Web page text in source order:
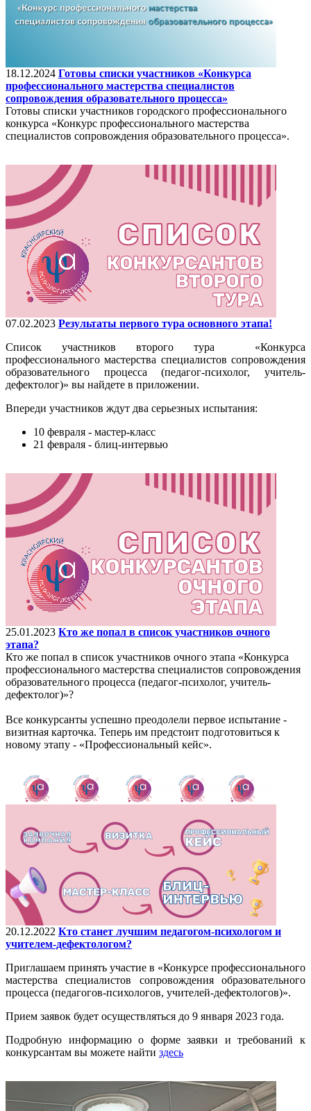
18.12.2024 Готовы списки участников «Конкурса
профессионального мастерства специалистов
сопровождения образовательного процесса»
Готовы списки участников городского профессионального
конкурса «Конкурс профессионального мастерства
специалистов сопровождения образовательного процесса».
07.02.2023 Результаты первого тура основного этапа!
Список участников второго тура «Конкурса
профессионального мастерства специалистов сопровождения
образовательного процесса (педагог-психолог, учитель-
дефектолог)» вы найдете в приложении.
Впереди участников ждут два серьезных испытания:
10 февраля - мастер-класс
21 февраля - блиц-интервью
25.01.2023 Кто же попал в список участников очного
этапа?
Кто же попал в список участников очного этапа «Конкурса
профессионального мастерства специалистов сопровождения
образовательного процесса (педагог-психолог, учитель-
дефектолог)»?
Все конкурсанты успешно преодолели первое испытание -
визитная карточка. Теперь им предстоит подготовиться к
новому этапу - «Профессиональный кейс».
20.12.2022 Кто станет лучшим педагогом-психологом и
учителем-дефектологом?
Приглашаем принять участие в «Конкурсе профессионального
мастерства специалистов сопровождения образовательного
процесса (педагогов-психологов, учителей-дефектологов)».
Прием заявок будет осуществляться до 9 января 2023 года.
Подробную информацию о форме заявки и требований к
конкурсантам вы можете найти здесь